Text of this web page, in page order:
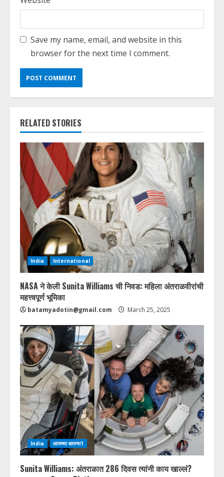
Save my name, email, and website in this
browser for the next time I comment.
RELATED STORIES
India International
NASA ने केली Sunita Williams ची निवड: महिला अंतराळवीरांची
महत्त्वपूर्ण भूमिका
batamyadotin@gmail.com March 25, 2025
India आजच्या बातम्या1
Sunita Williams: अंतराळात 286 दिवस त्यांनी काय खाल्लं?